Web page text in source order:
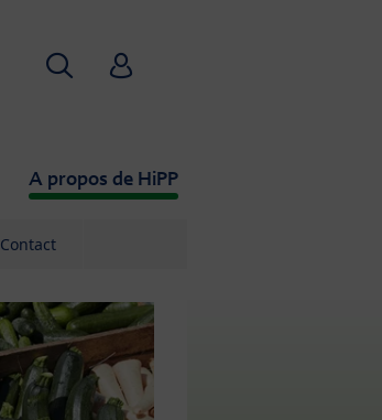
A propos de HiPP
RechercheHiPP Babyclub
Contact